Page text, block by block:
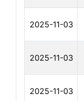
2025-11-03
2025-11-03
2025-11-03